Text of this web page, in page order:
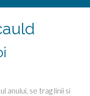
anului, se trag linii si